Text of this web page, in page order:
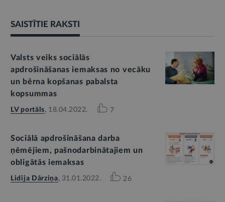
SAISTĪTIE RAKSTI
Valsts veiks sociālās
apdrošināšanas iemaksas no vecāku
un bērna kopšanas pabalsta
kopsummas
LV portāls, 18.04.2022. 7
Sociālā apdrošināšana darba
ņēmējiem, pašnodarbinātajiem un
obligātās iemaksas
Lidija Dārziņa, 31.01.2022. 26